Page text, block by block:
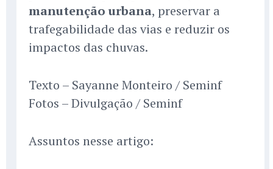
manutenção urbana, preservar a
trafegabilidade das vias e reduzir os
impactos das chuvas.
Texto – Sayanne Monteiro / Seminf
Fotos – Divulgação / Seminf
Assuntos nesse artigo: